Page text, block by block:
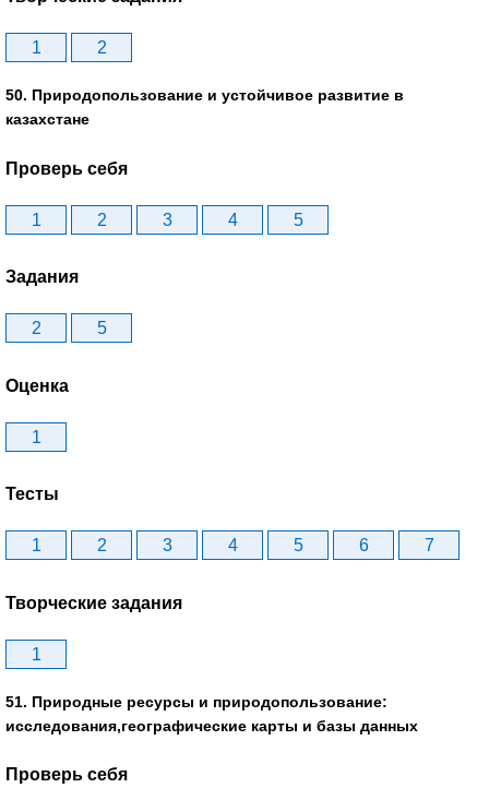
1 2
50. Природопользование и устойчивое развитие в
казахстане
Проверь себя
1 2 3 4 5
Задания
2 5
Оценка
1
Тесты
1 2 3 4 5 6 7
Творческие задания
1
51. Природные ресурсы и природопользование:
исследования,географические карты и базы данных
Проверь себя